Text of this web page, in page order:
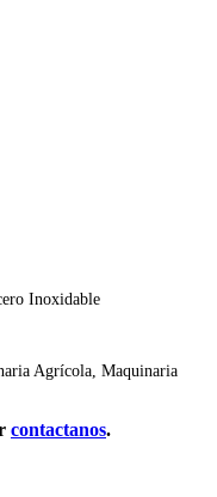
Inoxidable
Agrícola, Maquinaria
contactanos.